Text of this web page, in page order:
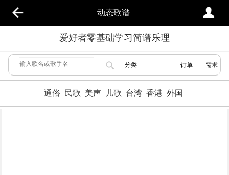
动态歌谱
爱好者零基础学习简谱乐理
分类 需求
订单
通俗 民歌 美声 儿歌 台湾 香港 外国